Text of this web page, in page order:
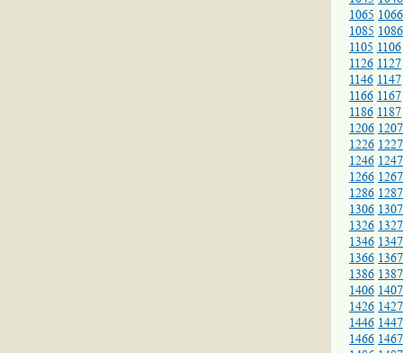
1065 1066
1085 1086
1105 1106
1126 1127
1146 1147
1166 1167
1186 1187
1206 1207
1226 1227
1246 1247
1266 1267
1286 1287
1306 1307
1326 1327
1346 1347
1366 1367
1386 1387
1406 1407
1426 1427
1446 1447
1466 1467